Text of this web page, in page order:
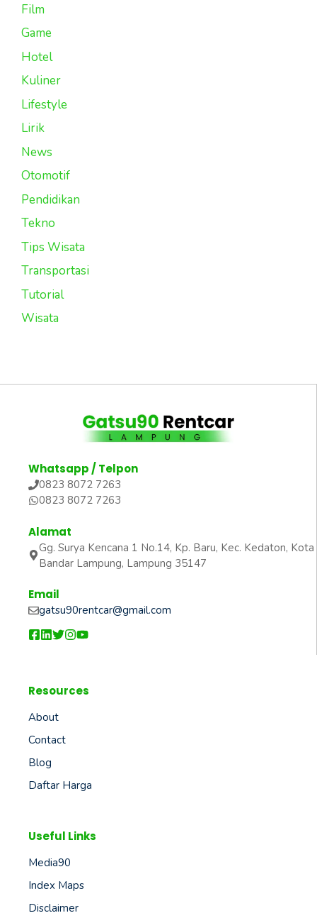
Film
Game
Hotel
Kuliner
Lifestyle
Lirik
News
Otomotif
Pendidikan
Tekno
Tips Wisata
Transportasi
Tutorial
Wisata
Whatsapp / Telpon
0823 8072 7263
0823 8072 7263
Alamat
Gg. Surya Kencana 1 No.14, Kp. Baru, Kec. Kedaton, Kota
Bandar Lampung, Lampung 35147
Email
gatsu90rentcar@gmail.com
Resources
About
Contact
Blog
Daftar Harga
Useful Links
Media90
Index Maps
Disclaimer